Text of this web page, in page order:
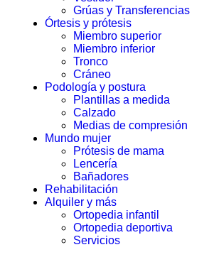
Grúas y Transferencias
Órtesis y prótesis
Miembro superior
Miembro inferior
Tronco
Cráneo
Podología y postura
Plantillas a medida
Calzado
Medias de compresión
Mundo mujer
Prótesis de mama
Lencería
Bañadores
Rehabilitación
Alquiler y más
Ortopedia infantil
Ortopedia deportiva
Servicios